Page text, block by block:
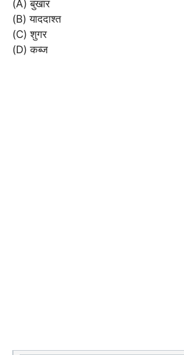
(A) बुखार
(B) याददाश्त
(C) शुगर
(D) कब्ज